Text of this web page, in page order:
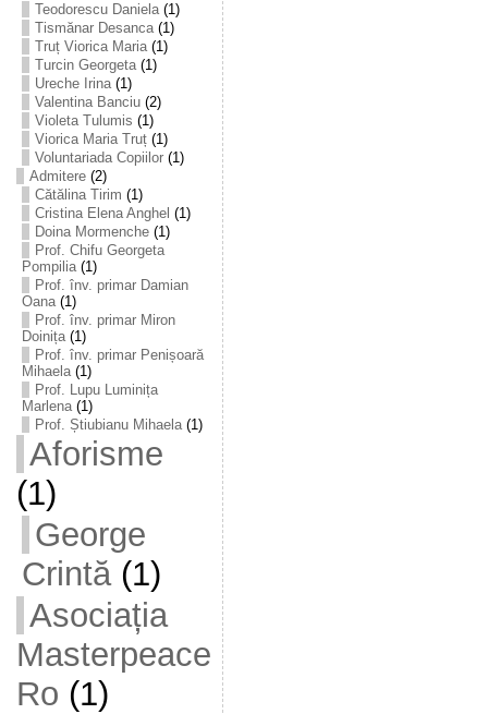
Teodorescu Daniela(1)
Tismănar Desanca(1)
Truț Viorica Maria(1)
Turcin Georgeta(1)
Ureche Irina(1)
Valentina Banciu(2)
Violeta Tulumis (1)
Viorica Maria Truț(1)
Voluntariada Copiilor(1)
Admitere(2)
Cătălina Tirim (1)
Cristina Elena Anghel (1)
Doina Mormenche(1)
Prof. Chifu Georgeta
Pompilia(1)
Prof. înv. primar Damian
Oana(1)
Prof. înv. primar Miron
Doinița(1)
Prof. înv. primar Penișoară
Mihaela(1)
Prof. Lupu Luminița
Marlena(1)
Prof. Știubianu Mihaela(1)
Aforisme
(1)
George
Crintă(1)
Asociația
Masterpeace
Ro (1)